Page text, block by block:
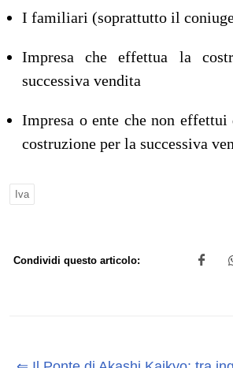
I familiari (soprattutto il
Impresa che effettua la
successiva vendita
Impresa o ente che non
costruzione per la successiva
Iva
Condividi questo articolo: